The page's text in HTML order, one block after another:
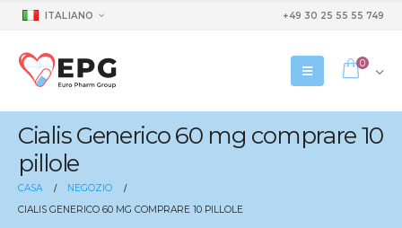
ITALIANO +49 30 25 55 55 749
0
Cialis Generico 60 mg comprare 10
pillole
CASA
NEGOZIO
CIALIS GENERICO 60 MG COMPRARE 10 PILLOLE